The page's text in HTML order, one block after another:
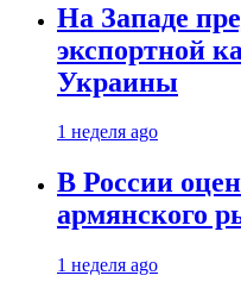
На Западе
экспортной
Украины
1 неделя ago
В России
армянского
1 неделя ago